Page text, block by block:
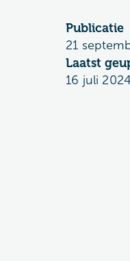
Publicatie
21
Laatst
16 juli 2024